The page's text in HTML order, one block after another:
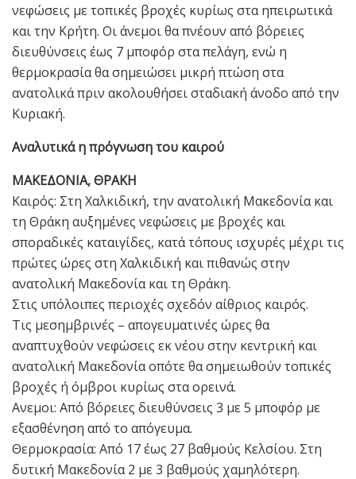
νεφώσεις με τοπικές βροχές κυρίως στα ηπειρωτικά
και την Κρήτη. Οι άνεμοι θα πνέουν από βόρειες
διευθύνσεις έως 7 μποφόρ στα πελάγη, ενώ η
θερμοκρασία θα σημειώσει μικρή πτώση στα
ανατολικά πριν ακολουθήσει σταδιακή άνοδο από την
Κυριακή.
Αναλυτικά η πρόγνωση του καιρού
ΜΑΚΕΔΟΝΙΑ, ΘΡΑΚΗ
Καιρός: Στη Χαλκιδική, την ανατολική Μακεδονία και
τη Θράκη αυξημένες νεφώσεις με βροχές και
σποραδικές καταιγίδες, κατά τόπους ισχυρές μέχρι τις
πρώτες ώρες στη Χαλκιδική και πιθανώς στην
ανατολική Μακεδονία και τη Θράκη.
Στις υπόλοιπες περιοχές σχεδόν αίθριος καιρός.
Τις μεσημβρινές – απογευματινές ώρες θα
αναπτυχθούν νεφώσεις εκ νέου στην κεντρική και
ανατολική Μακεδονία οπότε θα σημειωθούν τοπικές
βροχές ή όμβροι κυρίως στα ορεινά.
Ανεμοι: Από βόρειες διευθύνσεις 3 με 5 μποφόρ με
εξασθένηση από το απόγευμα.
Θερμοκρασία: Από 17 έως 27 βαθμούς Κελσίου. Στη
δυτική Μακεδονία 2 με 3 βαθμούς χαμηλότερη.